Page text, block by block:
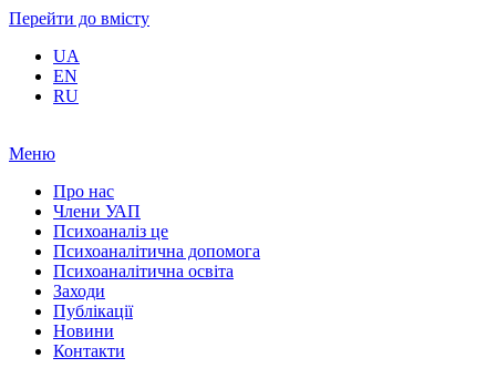
Перейти до вмісту
UA
EN
RU
Меню
Про нас
Члени УАП
Психоаналіз це
Психоаналітична допомога
Психоаналітична освіта
Заходи
Публікації
Новини
Контакти